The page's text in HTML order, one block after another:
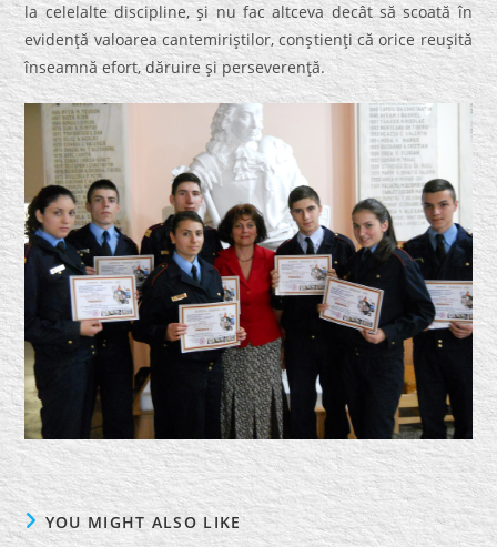
la celelalte discipline, şi nu fac altceva decât să scoată în
evidenţă valoarea cantemiriştilor, conştienţi că orice reuşită
înseamnă efort, dăruire şi perseverenţă.
YOU MIGHT ALSO LIKE